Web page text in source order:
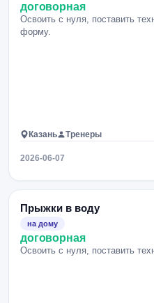
договорная
Освоить с нуля, поставить
форму.
Казань Тренеры
2026-06-07
Прыжки в воду
на дому
договорная
Освоить с нуля, поставить